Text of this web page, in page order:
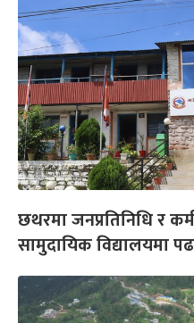
छथरमा जनप्रतिनिधि र
सामुदायिक विद्यालयमा